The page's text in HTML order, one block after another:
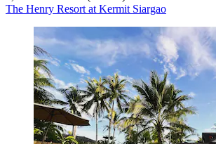
The Henry Resort at Kermit Siargao